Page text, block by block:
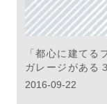
「都心に建てる
ガレージがある
2016-09-22